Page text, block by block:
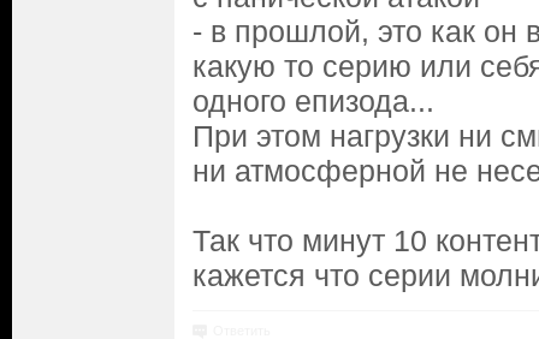
- в прошлой, это как он
какую то серию или
одного епизода...
При этом нагрузки ни
ни атмосферной не
Так что минут 10
кажется что серии